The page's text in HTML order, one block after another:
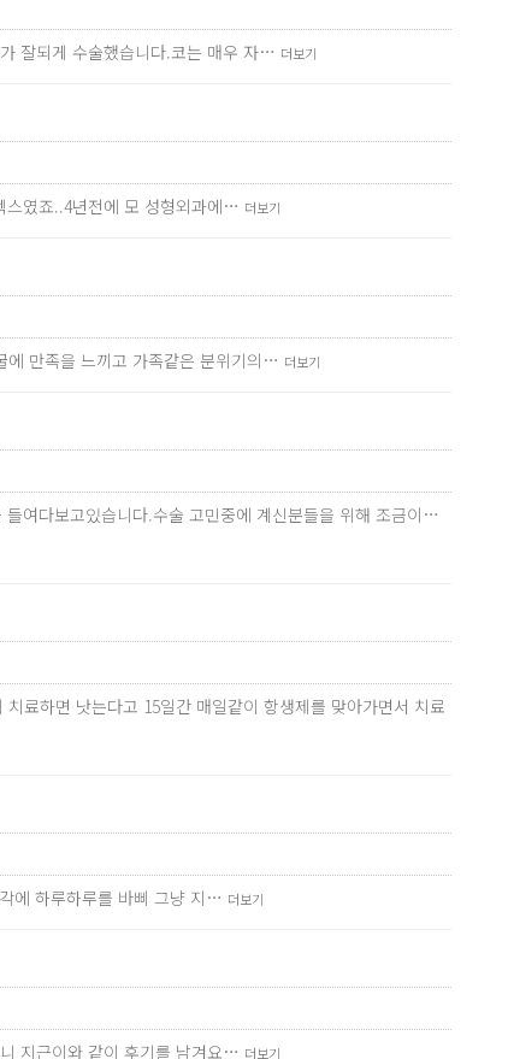
잘되게 수술했습니다.코는 매우 자… 더보기
스였죠..4년전에 모 성형외과에… 더보기
에 만족을 느끼고 가족같은 분위기의… 더보기
여다보고있습니다.수술 고민중에 계신분들을 위해 조금이…
료하면 낫는다고 15일간 매일같이 항생제를 맞아가면서 치료
에 하루하루를 바삐 그냥 지… 더보기
지근이와 같이 후기를 남겨요… 더보기